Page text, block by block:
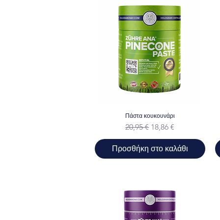
Πάστα κουκουνάρι
Κανονική τιμή
20,95 € Τιμή Έκπτωσης
18,86 €
Προσθήκη στο καλάθι